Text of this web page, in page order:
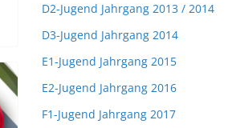
D2-Jugend Jahrgang 2013 / 2014
D3-Jugend Jahrgang 2014
E1-Jugend Jahrgang 2015
E2-Jugend Jahrgang 2016
F1-Jugend Jahrgang 2017